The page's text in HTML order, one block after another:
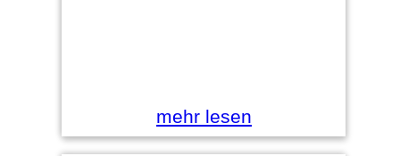
mehr lesen